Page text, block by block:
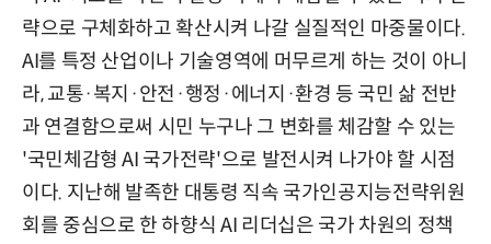
략으로 구체화하고 확산시켜 나갈 실질적인 마중물이다.
AI를 특정 산업이나 기술영역에 머무르게 하는 것이 아니
라, 교통·복지·안전·행정·에너지·환경 등 국민 삶 전반
과 연결함으로써 시민 누구나 그 변화를 체감할 수 있는
'국민체감형 AI 국가전략'으로 발전시켜 나가야 할 시점
이다. 지난해 발족한 대통령 직속 국가인공지능전략위원
회를 중심으로 한 하향식 AI 리더십은 국가 차원의 정책